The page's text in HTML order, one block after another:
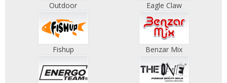
Outdoor Eagle Claw
Fishup Benzar Mix